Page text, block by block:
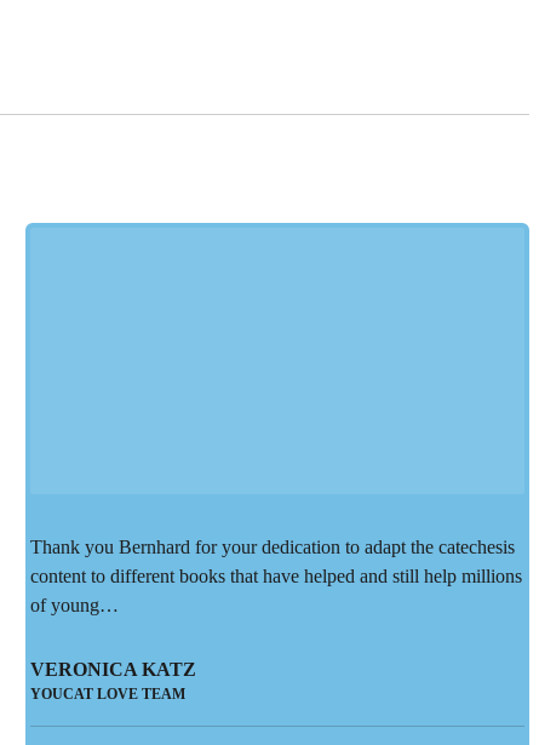
Thank you Bernhard for your dedication to adapt the catechesis
content to different books that have helped and still help millions
of young…
VERONICA KATZ
YOUCAT LOVE TEAM